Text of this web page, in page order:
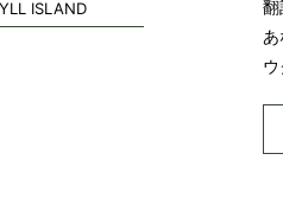
ISLAND
翻